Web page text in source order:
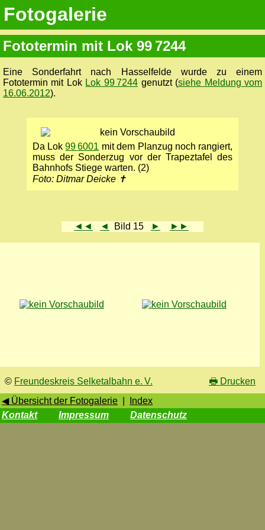
Fotogalerie
Fototermin mit Lok 99 7244
Eine Sonderfahrt nach Hasselfelde wurde zu einem
Fototermin mit Lok Lok 99 7244 genutzt (siehe Meldung vom
16.06.2012).
Da Lok99 6001 mit dem Planzug noch rangiert,
muss der Sonderzug vor der Trapeztafel des
Bahnhofs Stiege warten. (2)
Foto: Ditmar Deicke ✝
◄◄ ◄ Bild 15 ► ►►
© Freundeskreis Selketalbahn e. V. 🖶 Drucken
◀ Übersicht der Fotogalerie
Index
Kontakt
Impressum Datenschutz